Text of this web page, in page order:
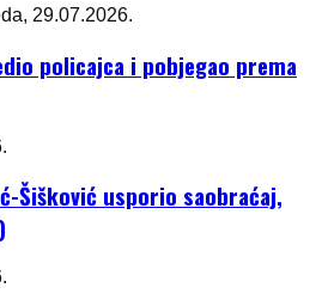
29.07.2026.
policajca i pobjegao prema
Šišković usporio saobraćaj,